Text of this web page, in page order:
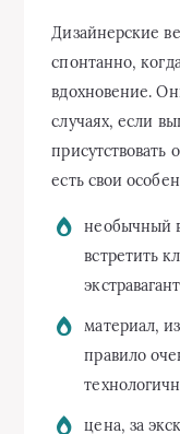
Дизайнерские
спонтанно,
вдохновение.
случаях, если
присутствовать
есть свои
необычный
встретить
материал,
правило
цена, за